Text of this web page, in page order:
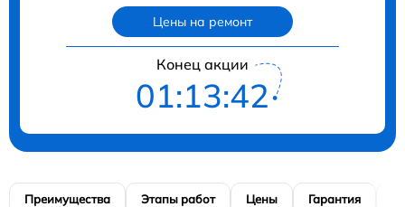
Цены на ремонт
Конец акции
01:13:40
Преимущества Этапы работ Цены Гарантия